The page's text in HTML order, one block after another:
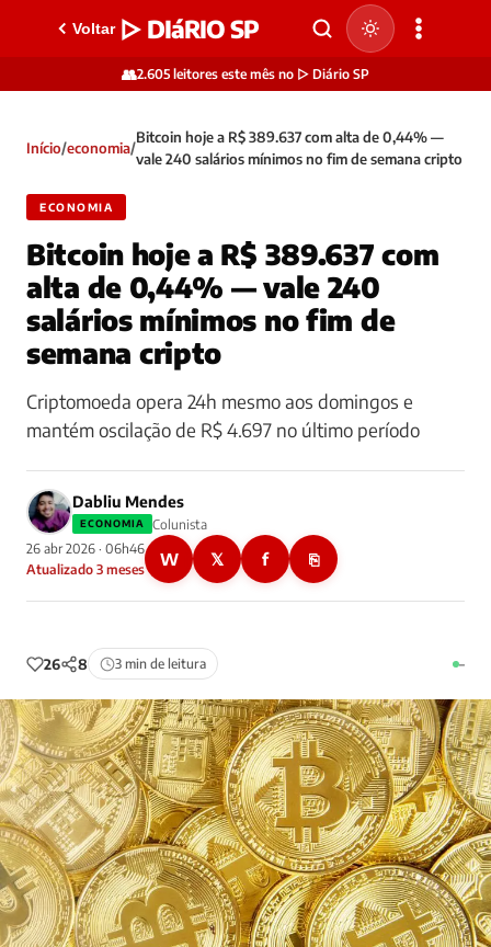
Voltar ▷ DIáRIO SP
👥2.605 leitores este mês no ▷ Diário SP
Início/economia/
Bitcoin hoje a R$ 389.637 com alta de 0,44% —
vale 240 salários mínimos no fim de semana cripto
ECONOMIA
Bitcoin hoje a R$ 389.637 com
alta de 0,44% — vale 240
salários mínimos no fim de
semana cripto
Criptomoeda opera 24h mesmo aos domingos e
mantém oscilação de R$ 4.697 no último período
Dabliu Mendes
ECONOMIA
Colunista
26 abr 2026 · 06h46
Atualizado 3 meses
W 𝕏 f ⎘
26 8 3 min de leitura –